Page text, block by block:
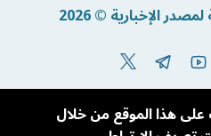
الإخبارية © 2026
Powered By
هذا الموقع من خلال